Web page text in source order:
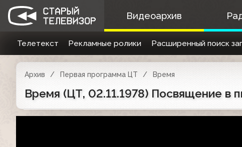
Видеоархив
Телетекст Рекламные ролики Расширенный поиск
Архив Первая программа ЦТ Время
Время (ЦТ, 02.11.1978) Посвящение в